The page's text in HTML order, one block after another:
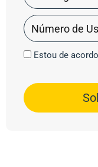
Estou de